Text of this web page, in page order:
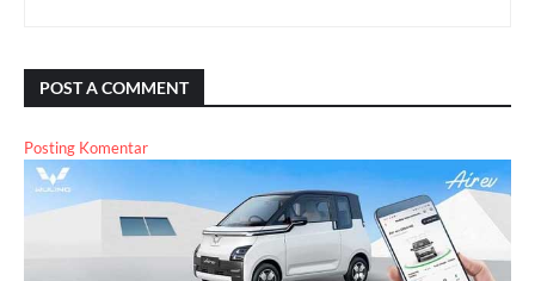
POST A COMMENT
Posting Komentar